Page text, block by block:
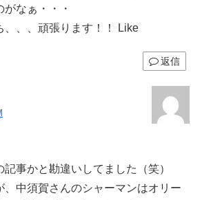
なぁ・・・
、、、頑張ります！！ Like
返信
事かと勘違いしてました（笑）
、中須賀さんのシャーマンはオリー